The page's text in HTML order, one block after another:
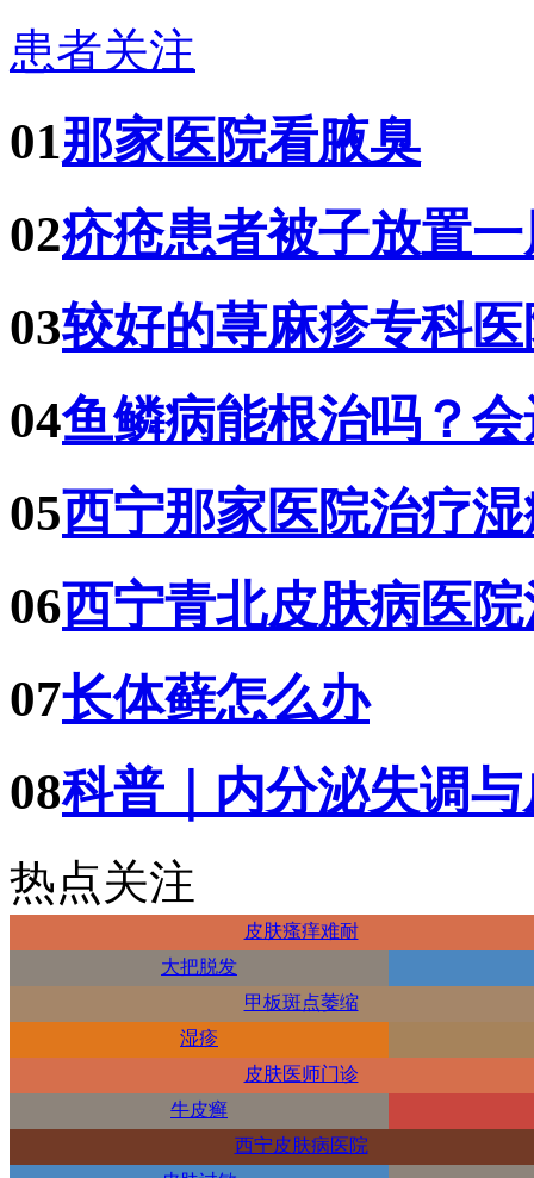
患者关注
01那家医院看腋臭
02疥疮患者被子放置
03较好的荨麻疹专科
04鱼鳞病能根治吗？
05西宁那家医院治疗
06西宁青北皮肤病医
07长体藓怎么办
08科普｜内分泌失调
热点关注
皮肤瘙痒难耐
大把脱发
甲板斑点萎缩
湿疹
皮肤医师门诊
牛皮癣
西宁皮肤病医院